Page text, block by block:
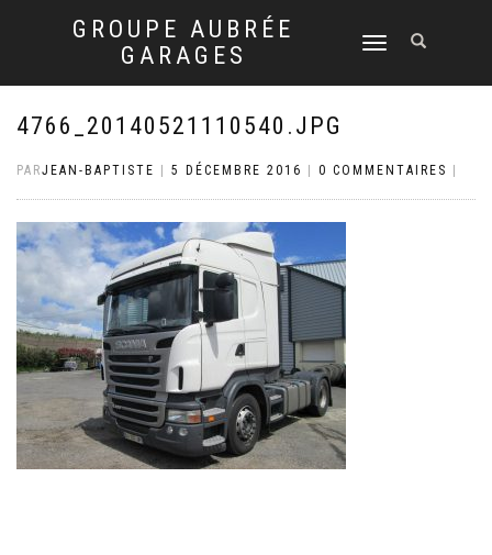
GROUPE AUBRÉE
GARAGES
DÉPLIER
NAVIGATION
4766_20140521110540.JPG
PARJEAN-BAPTISTE 5 DÉCEMBRE 2016 0 COMMENTAIRES